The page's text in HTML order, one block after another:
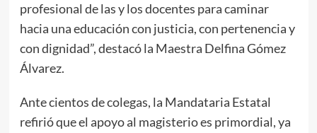
profesional de las y los docentes para caminar
hacia una educación con justicia, con pertenencia y
con dignidad”, destacó la Maestra Delfina Gómez
Álvarez.
Ante cientos de colegas, la Mandataria Estatal
refirió que el apoyo al magisterio es primordial, ya